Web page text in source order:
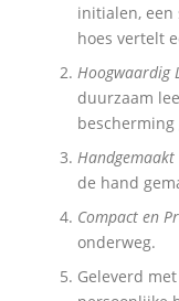
initialen, een
hoes vertelt
Hoogwaardig
duurzaam
Handgemaakt
de hand
Compact en
onderweg.
Geleverd